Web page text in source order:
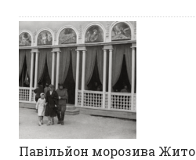
Павільйон морозива